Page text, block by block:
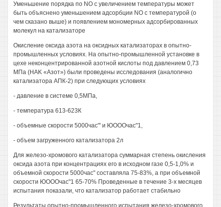
Уменьшение порядка по NO с увеличением температуры может
быть объяснено уменьшением адсорбции NO с температурой (о
чем сказано выше) и появлением мономерных адсорбированных
молекул на катализаторе
Окисление оксида азота на оксидных катализаторах в опытно-
промышленных условиях. На опытно-промышленной установке в
цехе неконцентрированной азотной кислоты под давлением 0,73
МПа (HAK «Азот») были проведены исследования (аналогично
катализатора АПК-2) при следующих условиях
- давление в системе 0,5МПа,
- температура 613-623К
- объемные скорости 5000час"' и ЮОООчас"1,
- объем загруженного катализатора 2л
Для железо-хромового катализатора суммарная степень окисления
оксида азота при концентрациях его в исходном газе 0,5-1,0% и
объемной скорости 5000час" составляла 75-83%, а при объемной
скорости ЮОООчас"1 65-70% Проведенные в течение 3-х месяцев
испытания показали, что катализатор работает стабильно
Результаты опытно-промышленного испытания железо-хромового